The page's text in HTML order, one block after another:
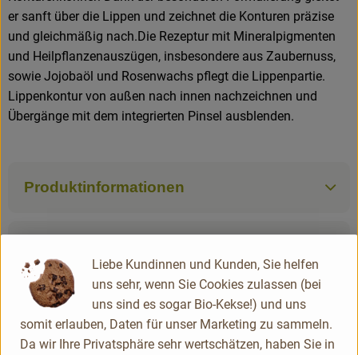
er sanft über die Lippen und zeichnet die Konturen präzise
und gleichmäßig nach.Die Rezeptur mit Mineralpigmenten
und Heilpflanzenauszügen, insbesondere aus Zaubernuss,
sowie Jojobaöl und Rosenwachs pflegt die Lippenpartie.
Lippenkontur von außen nach innen nachzeichnen und
Übergänge mit dem integrierten Pinsel ausblenden.
Produktinformationen
Herkunft
Liebe Kundinnen und Kunden, Sie helfen
uns sehr, wenn Sie Cookies zulassen (bei
uns sind es sogar Bio-Kekse!) und uns
somit erlauben, Daten für unser Marketing zu sammeln.
Da wir Ihre Privatsphäre sehr wertschätzen, haben Sie in